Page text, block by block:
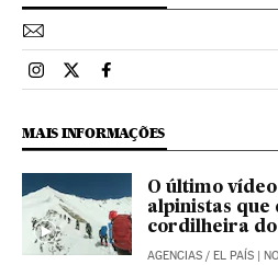
Esportes El País Brasil en
Esportes El País Brasil en
Esportes El País Brasil
MAIS INFORMAÇÕES
O último
alpinistas que
cordilheira
AGENCIAS / EL PAÍS |